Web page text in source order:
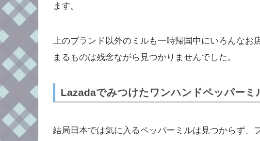
ます。
上のブランド以外のミルも一時帰国中にいろんな
まるものは残念ながら見つかりませんでした。
Lazadaでみつけたワンハンドペッパーミ
結局日本では気に入るペッパーミルは見つからず、